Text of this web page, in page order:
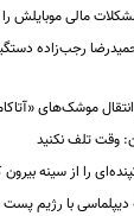
مالی موبایلش
حمیدرضا رجب‌زاده
موشک‌های
وقت تلف نکنید
را از سینه
با رژیم